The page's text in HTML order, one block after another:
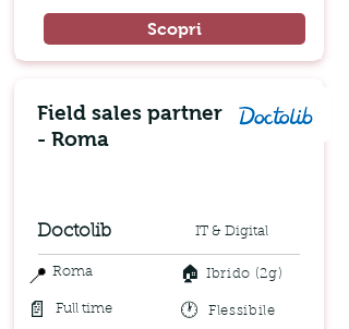
Scopri
Field sales partner
- Roma
Doctolib IT & Digital
📍 Roma 🏠
📄
Ibrido (2g)
Full time 🕐 Flessibile